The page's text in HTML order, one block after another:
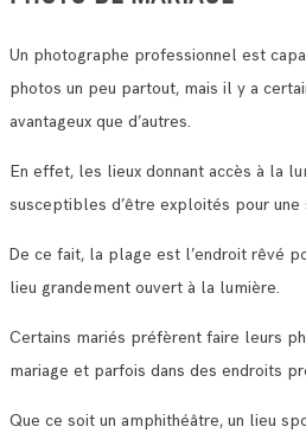
Un photographe professionnel est
photos un peu partout, mais il y a
avantageux que d’autres.
En effet, les lieux donnant accès à la
susceptibles d’être exploités pour une
De ce fait, la plage est l’endroit rêvé
lieu grandement ouvert à la lumière.
Certains mariés préfèrent faire leurs
mariage et parfois dans des endroits
Que ce soit un amphithéâtre, un lieu